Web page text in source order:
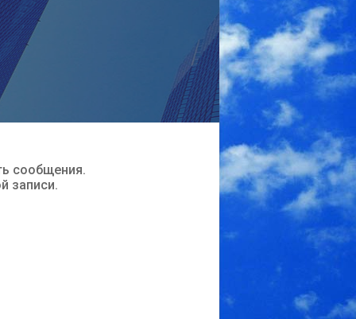
сообщения.
записи.